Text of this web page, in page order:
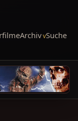
Archiv Suche